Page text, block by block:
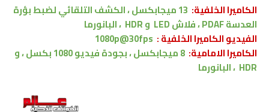
الكاميرا الخلفية:
13 ميجابكسل ، الكشف التلقائي لضبط بؤرة
العدسة PDAF
، فلاش LED و HDR ،البانورما
الفيديو الكاميرا الخلفية : 1080p@30fps
الكاميرا الامامية: 8
ميجابكسل ، بجودة فيديو 1080 بكسل ، و
HDR ،البانورما